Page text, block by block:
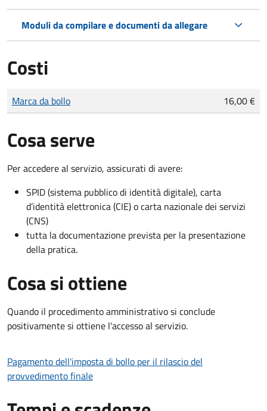
Moduli da compilare e documenti da allegare
Costi
Tipo di pagamento
Importo
Marca da bollo 16,00 €
Cosa serve
Per accedere al servizio, assicurati di avere:
SPID (sistema pubblico di identità digitale), carta
d’identità elettronica (CIE) o carta nazionale dei servizi
(CNS)
tutta la documentazione prevista per la presentazione
della pratica.
Cosa si ottiene
Quando il procedimento amministrativo si conclude
positivamente si ottiene l'accesso al servizio.
Pagamento dell'imposta di bollo per il rilascio del
provvedimento finale